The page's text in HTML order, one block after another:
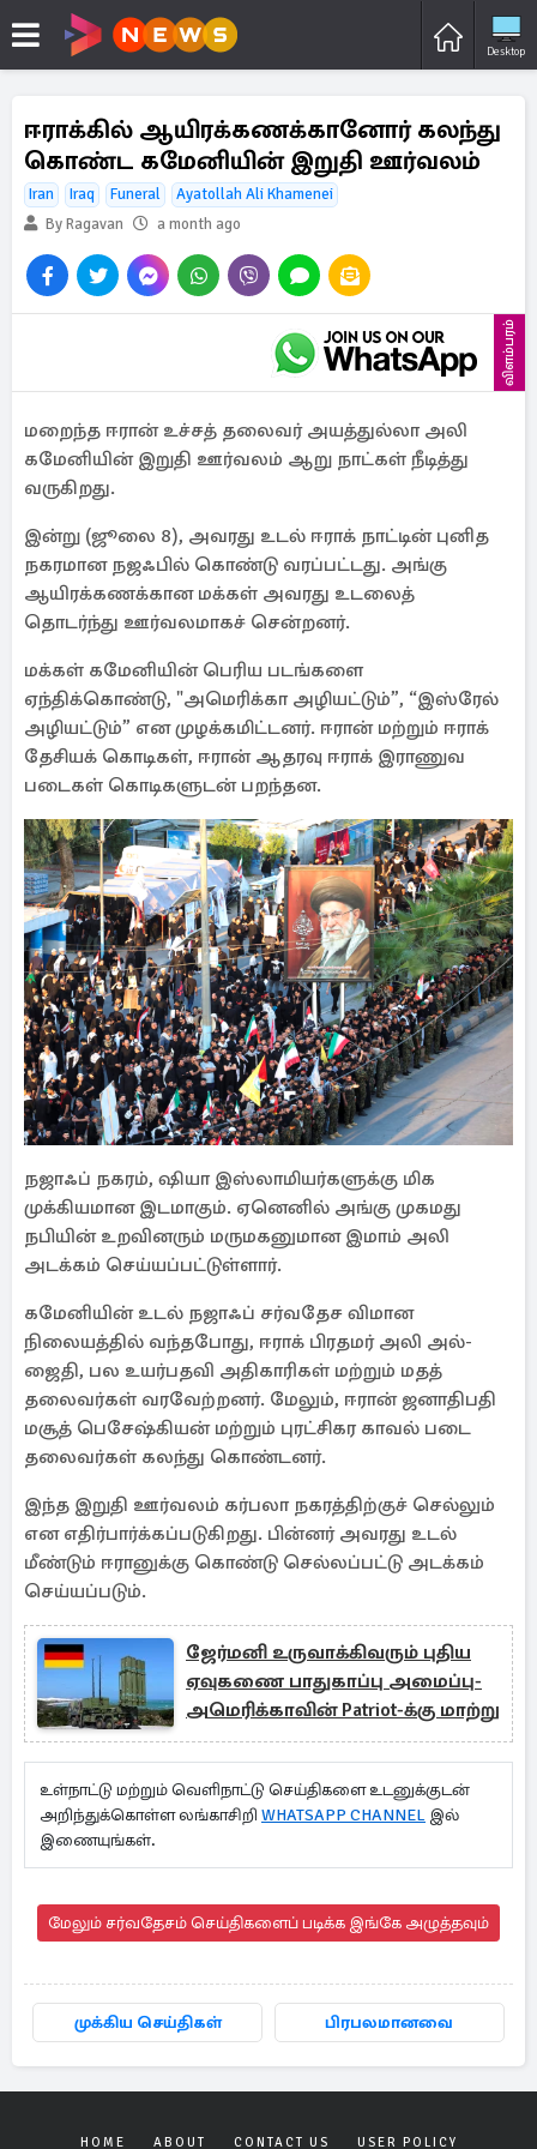
Desktop
ஈராக்கில் ஆயிரக்கணக்கானோர் கலந்து
கொண்ட கமேனியின் இறுதி ஊர்வலம்
Iran Iraq Funeral
Ayatollah Ali Khamenei
By Ragavan
a month ago
விளம்பரம்
மறைந்த ஈரான் உச்சத் தலைவர் அயத்துல்லா அலி
கமேனியின் இறுதி ஊர்வலம் ஆறு நாட்கள் நீடித்து
வருகிறது.
இன்று (ஜூலை 8), அவரது உடல் ஈராக் நாட்டின் புனித
நகரமான நஜஃபில் கொண்டு வரப்பட்டது. அங்கு
ஆயிரக்கணக்கான மக்கள் அவரது உடலைத்
தொடர்ந்து ஊர்வலமாகச் சென்றனர்.
மக்கள் கமேனியின் பெரிய படங்களை
ஏந்திக்கொண்டு, "அமெரிக்கா அழியட்டும்”, “இஸ்ரேல்
அழியட்டும்” என முழக்கமிட்டனர். ஈரான் மற்றும் ஈராக்
தேசியக் கொடிகள், ஈரான் ஆதரவு ஈராக் இராணுவ
படைகள் கொடிகளுடன் பறந்தன.
நஜாஃப் நகரம், ஷியா இஸ்லாமியர்களுக்கு மிக
முக்கியமான இடமாகும். ஏனெனில் அங்கு முகமது
நபியின் உறவினரும் மருமகனுமான இமாம் அலி
அடக்கம் செய்யப்பட்டுள்ளார்.
கமேனியின் உடல் நஜாஃப் சர்வதேச விமான
நிலையத்தில் வந்தபோது, ஈராக் பிரதமர் அலி அல்-
ஜைதி, பல உயர்பதவி அதிகாரிகள் மற்றும் மதத்
தலைவர்கள் வரவேற்றனர். மேலும், ஈரான் ஜனாதிபதி
மசூத் பெசேஷ்கியன் மற்றும் புரட்சிகர காவல் படை
தலைவர்கள் கலந்து கொண்டனர்.
இந்த இறுதி ஊர்வலம் கர்பலா நகரத்திற்குச் செல்லும்
என எதிர்பார்க்கப்படுகிறது. பின்னர் அவரது உடல்
மீண்டும் ஈரானுக்கு கொண்டு செல்லப்பட்டு அடக்கம்
செய்யப்படும்.
ஜேர்மனி உருவாக்கிவரும் புதிய
ஏவுகணை பாதுகாப்பு அமைப்பு-
அமெரிக்காவின் Patriot-க்கு மாற்று
உள்நாட்டு மற்றும் வெளிநாட்டு செய்திகளை உடனுக்குடன்
அறிந்துக்கொள்ள லங்காசிறி WHATSAPP CHANNEL இல்
இணையுங்கள்.
மேலும் சர்வதேசம் செய்திகளைப் படிக்க இங்கே அழுத்தவும்
முக்கிய செய்திகள் பிரபலமானவை
HOME ABOUT CONTACT US USER POLICY